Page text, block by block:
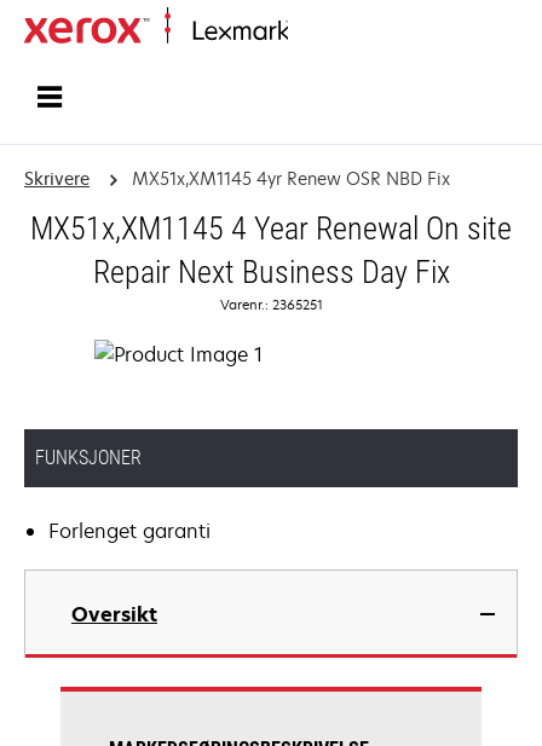
Skrivere MX51x,XM1145 4yr Renew OSR NBD Fix
MX51x,XM1145 4 Year Renewal On site
Repair Next Business Day Fix
Varenr.: 2365251
FUNKSJONER
Forlenget garanti
Oversikt